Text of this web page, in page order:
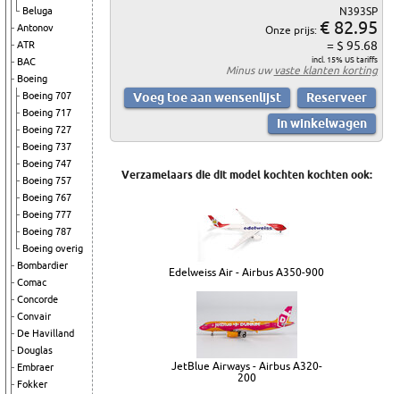
Beluga
Antonov
ATR
BAC
Boeing
Boeing 707
Boeing 717
Boeing 727
Boeing 737
Boeing 747
Boeing 757
Boeing 767
Boeing 777
Boeing 787
Boeing overig
Bombardier
Comac
Concorde
Convair
De Havilland
Douglas
Embraer
Fokker
N393SP
Onze prijs: € 82.95
= $ 95.68
incl. 15% US tariffs
Minus uwvaste klanten korting
Verzamelaars die dit model kochten kochten ook:
Edelweiss Air - Airbus A350-900
JetBlue Airways - Airbus A320-
200